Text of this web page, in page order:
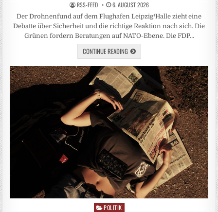
RSS-FEED 6. AUGUST 2026
Der Drohnenfund auf dem Flughafen Leipzig/Halle zieht eine
Debatte über Sicherheit und die richtige Reaktion nach sich. Die
Grünen fordern Beratungen auf NATO-Ebene. Die FDP…
CONTINUE READING
Posted
POLITIK